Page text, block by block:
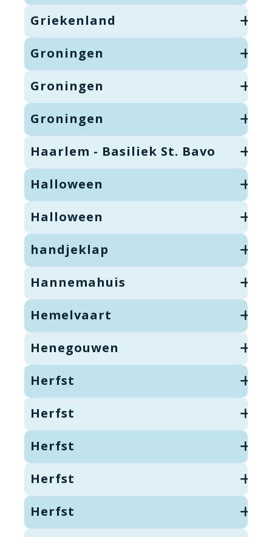
Griekenland
Groningen
Groningen
Groningen
Haarlem - Basiliek St. Bavo
Halloween
Halloween
handjeklap
Hannemahuis
Hemelvaart
Henegouwen
Herfst
Herfst
Herfst
Herfst
Herfst